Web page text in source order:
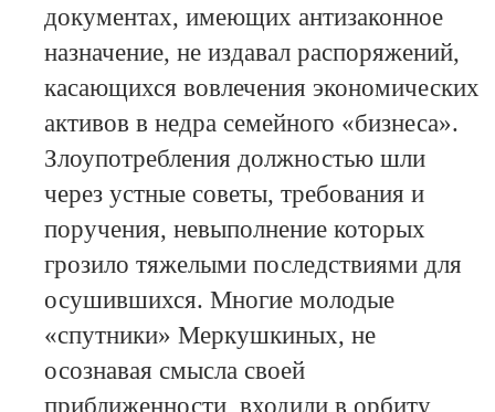
документах, имеющих антизаконное
назначение, не издавал распоряжений,
касающихся вовлечения экономических
активов в недра семейного «бизнеса».
Злоупотребления должностью шли
через устные советы, требования и
поручения, невыполнение которых
грозило тяжелыми последствиями для
осушившихся. Многие молодые
«спутники» Меркушкиных, не
осознавая смысла своей
приближенности, входили в орбиту